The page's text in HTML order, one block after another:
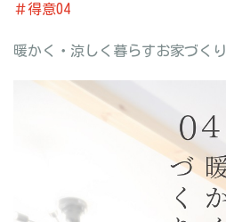
＃得意04
暖かく・涼しく暮らすお家づくり